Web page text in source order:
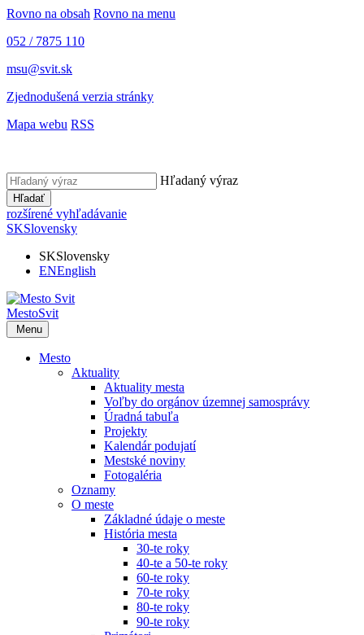
Rovno na obsah Rovno na menu
052 / 7875 110
msu@svit.sk
Zjednodušená verzia stránky
Mapa webu RSS
Hľadaný výraz
Hľadať
rozšírené vyhľadávanie
SKSlovensky
SKSlovensky
ENEnglish
MestoSvit
Menu
Mesto
Aktuality
Aktuality mesta
Voľby do orgánov územnej samosprávy
Úradná tabuľa
Projekty
Kalendár podujatí
Mestské noviny
Fotogaléria
Oznamy
O meste
Základné údaje o meste
História mesta
30-te roky
40-te a 50-te roky
60-te roky
70-te roky
80-te roky
90-te roky